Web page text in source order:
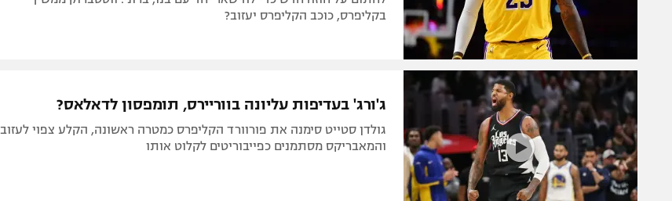
בקליפרס, כוכב הקליפרס יעזוב?
ג'ורג' בעדיפות עליונה בווריירס, תומפסון לדאלאס?
גולדן סטייט סימנה את פורוורד הקליפרס כמטרה ראשונה, הקלע צפוי לעזוב
והמאבריקס מסתמנים כפייבוריטים לקלוט אותו